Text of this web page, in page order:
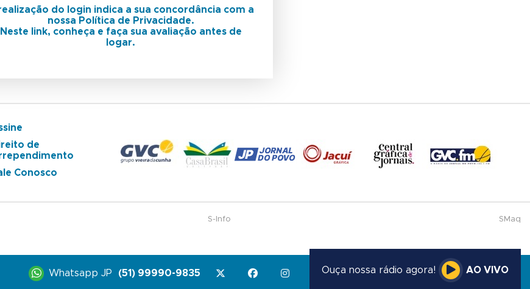
do login indica a sua concordância com a
nossa Política de Privacidade.
Neste link, conheça e faça sua avaliação antes de
logar.
de
Conosco
S-Info SMaq
Whatsapp JP (51) 99990-9835 Ouça nossa rádio agora! AO VIVO